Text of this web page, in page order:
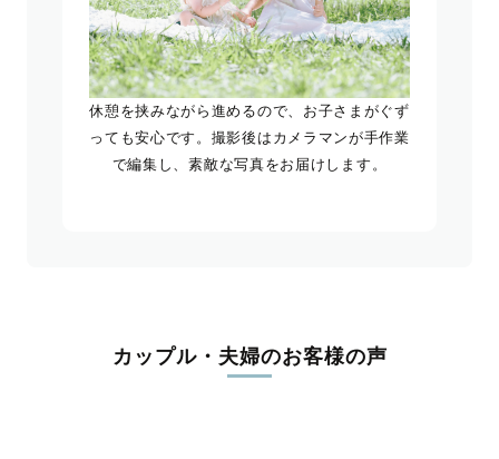
休憩を挟みながら進めるので、お子さまがぐず
っても安心です。撮影後はカメラマンが手作業
で編集し、素敵な写真をお届けします。
カップル・夫婦のお客様の声